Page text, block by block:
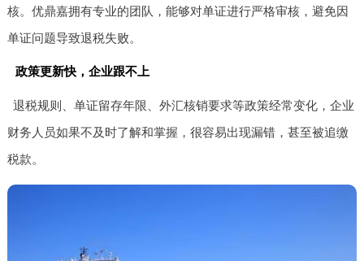
核。优鼎嘉拥有专业的团队，能够对单证进行严格审核，避免因
单证问题导致退税失败。
政策更新快，企业跟不上
退税规则、单证留存年限、外汇核销要求等政策经常变化，企业
财务人员如果不及时了解和掌握，很容易出现漏错，甚至被追缴
税款。